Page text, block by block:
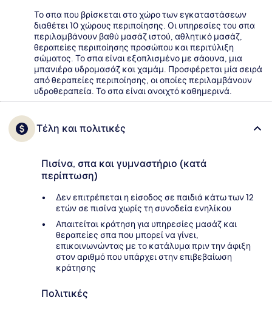
Το σπα που βρίσκεται στο χώρο των εγκαταστάσεων
διαθέτει 10 χώρους περιποίησης. Οι υπηρεσίες του σπα
περιλαμβάνουν βαθύ μασάζ ιστού, αθλητικό μασάζ,
θεραπείες περιποίησης προσώπου και περιτύλιξη
σώματος. Το σπα είναι εξοπλισμένο με σάουνα, μια
μπανιέρα υδρομασάζ και χαμάμ. Προσφέρεται μία σειρά
από θεραπείες περιποίησης, οι οποίες περιλαμβάνουν
υδροθεραπεία. Το σπα είναι ανοιχτό καθημερινά.
Τέλη και πολιτικές
Πισίνα, σπα και γυμναστήριο (κατά
περίπτωση)
Δεν επιτρέπεται η είσοδος σε παιδιά κάτω των 12
ετών σε πισίνα χωρίς τη συνοδεία ενηλίκου
Απαιτείται κράτηση για υπηρεσίες μασάζ και
θεραπείες σπα που μπορεί να γίνει,
επικοινωνώντας με το κατάλυμα πριν την άφιξη
στον αριθμό που υπάρχει στην επιβεβαίωση
κράτησης
Πολιτικές